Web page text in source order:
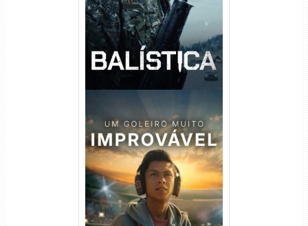
Um Goleiro Muito Improvável
Torrent (2026) WEB-DL 1080p
Dual Áudio